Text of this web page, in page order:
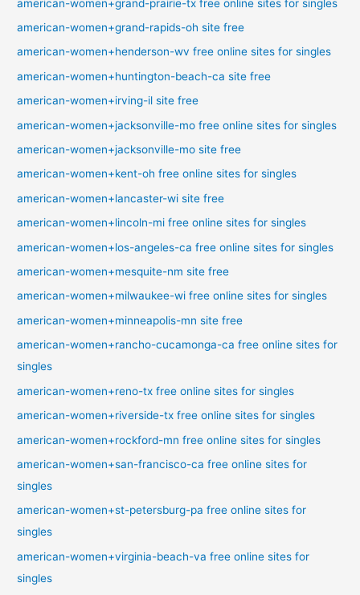
american-women+grand-prairie-tx free online sites for singles
american-women+grand-rapids-oh site free
american-women+henderson-wv free online sites for singles
american-women+huntington-beach-ca site free
american-women+irving-il site free
american-women+jacksonville-mo free online sites for singles
american-women+jacksonville-mo site free
american-women+kent-oh free online sites for singles
american-women+lancaster-wi site free
american-women+lincoln-mi free online sites for singles
american-women+los-angeles-ca free online sites for singles
american-women+mesquite-nm site free
american-women+milwaukee-wi free online sites for singles
american-women+minneapolis-mn site free
american-women+rancho-cucamonga-ca free online sites for
singles
american-women+reno-tx free online sites for singles
american-women+riverside-tx free online sites for singles
american-women+rockford-mn free online sites for singles
american-women+san-francisco-ca free online sites for
singles
american-women+st-petersburg-pa free online sites for
singles
american-women+virginia-beach-va free online sites for
singles